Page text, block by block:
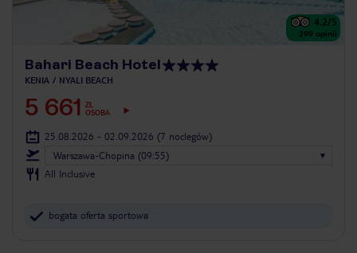
4.2/5
299 opinii
Bahari Beach Hotel
KENIA NYALI BEACH
5 661
ZŁ
OSOBA
25.08.2026 - 02.09.2026 (7 noclegów)
Warszawa-Chopina (09:55)
All Inclusive
bogata oferta sportowa